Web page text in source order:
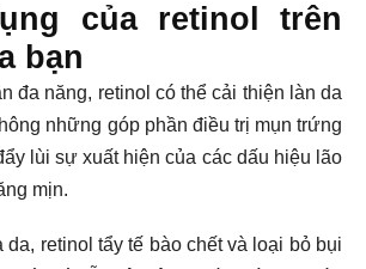
của retinol trên
bạn
đa năng, retinol có thể cải thiện làn da
những góp phần điều trị mụn trứng
lùi sự xuất hiện của các dấu hiệu lão
mịn.
retinol tẩy tế bào chết và loại bỏ bụi